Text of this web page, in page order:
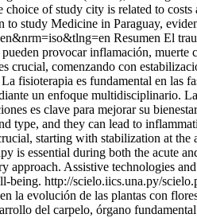
choice of study city is related to
to study Medicine in Paraguay,
Resumen El
provocar inflamación, muerte
crucial, comenzando con
fisioterapia es fundamental en las
un enfoque multidisciplinario.
es clave para mejorar su
type, and they can lead to
starting with stabilization at
is essential during both the acute
approach. Assistive technologies
being. http://scielo.iics.una.py/
la evolución de las plantas con
del carpelo, órgano